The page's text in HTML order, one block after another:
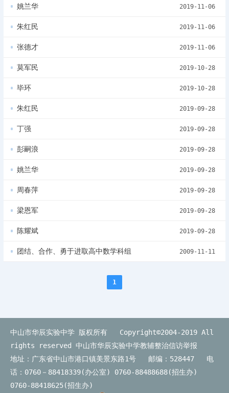
姚兰华 2019-11-06
朱红民 2019-11-06
张德才 2019-11-06
莫军民 2019-10-28
毕环 2019-10-28
朱红民 2019-09-28
丁强 2019-09-28
彭嗣浪 2019-09-28
姚兰华 2019-09-28
周春萍 2019-09-28
梁恩军 2019-09-28
陈耀斌 2019-09-28
团结、合作、勇于进取高中数学科组 2009-11-11
1
中山市华辰实验中学 版权所有 Copyright©2004-2019 All
rights reserved 中山市华辰实验中学教辅整治信访举报
地址：广东省中山市港口镇美景东路1号 邮编：528447 电
话：0760－88418339(办公室) 0760-88488688(招生办)
0760-88418625(招生办)